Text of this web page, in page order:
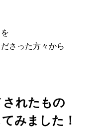
さった方々から
れたもの
みました！